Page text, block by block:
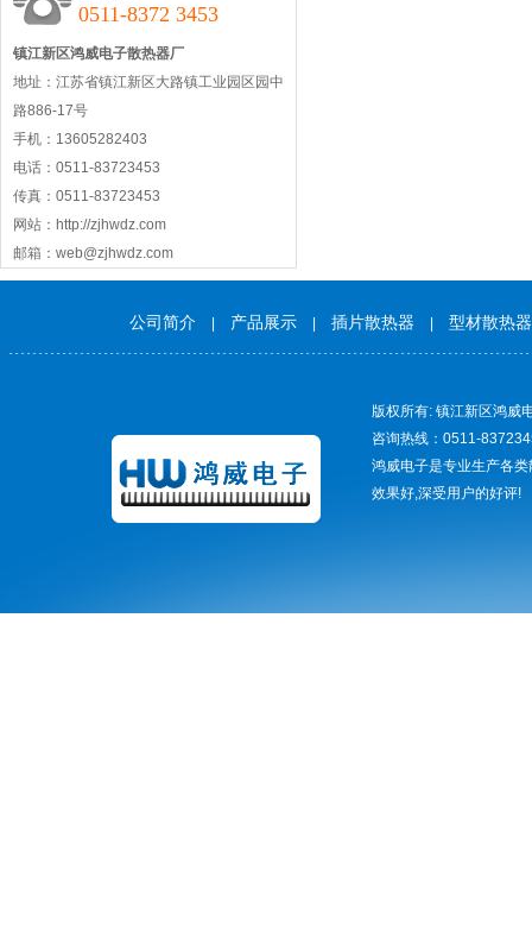
0511-8372 3453
镇江新区鸿威电子散热器厂
地址：江苏省镇江新区大路镇工业园区园中
路886-17号
手机：13605282403
电话：0511-83723453
传真：0511-83723453
网站：http://zjhwdz.com
邮箱：web@zjhwdz.com
公司简介 产品展示 插片散热器 型材散热器
版权所有: 镇江新区鸿威
咨询热线：0511-
鸿威电子是专业生产各类
效果好,深受用户的好评!